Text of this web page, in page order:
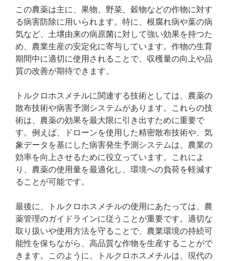
この農薬は主に、果物、野菜、穀物などの作物に対す
る病害防除に用いられます。特に、根腐れ病や葉の病
気など、土壌由来の病原菌に対して強い効果を持つた
め、農業生産の安定化に寄与しています。作物の生育
期間中に適切に使用されることで、収穫量の向上や品
質の改善が期待できます。
トルクロホスメチルに関連する技術としては、農薬の
散布技術や病害予測システムがあります。これらの技
術は、農薬の効果を最大限に引き出すために重要で
す。例えば、ドローンを使用した精密散布技術や、気
象データを基にした病害発生予測システムは、農業の
効率を向上させるために役立っています。これによ
り、農薬の使用量を最適化し、環境への負荷を軽減す
ることが可能です。
最後に、トルクロホスメチルの使用にあたっては、農
薬管理のガイドラインに従うことが重要です。適切な
取り扱いや使用方法を守ることで、農業環境の持続可
能性を保ちながら、高品質な作物を生産することがで
きます。このように、トルクロホスメチルは、現代の